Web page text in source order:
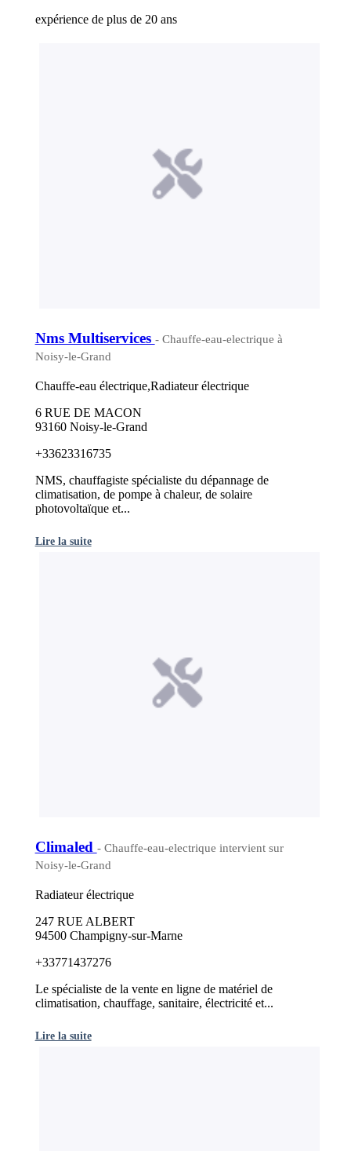
expérience de plus de 20 ans
Nms Multiservices - Chauffe-eau-electrique à
Noisy-le-Grand
Chauffe-eau électrique,Radiateur électrique
6 RUE DE MACON
93160 Noisy-le-Grand
+33623316735
NMS, chauffagiste spécialiste du dépannage de
climatisation, de pompe à chaleur, de solaire
photovoltaïque et...
Lire la suite
Climaled - Chauffe-eau-electrique intervient sur
Noisy-le-Grand
Radiateur électrique
247 RUE ALBERT
94500 Champigny-sur-Marne
+33771437276
Le spécialiste de la vente en ligne de matériel de
climatisation, chauffage, sanitaire, électricité et...
Lire la suite